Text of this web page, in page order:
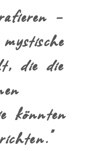
–
die die
könnten